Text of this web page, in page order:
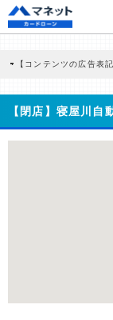
【コンテンツの広告表
商品を根拠なくPRする
どに基づき、公平性を担
>提携企業一覧
【閉店】寝屋川自